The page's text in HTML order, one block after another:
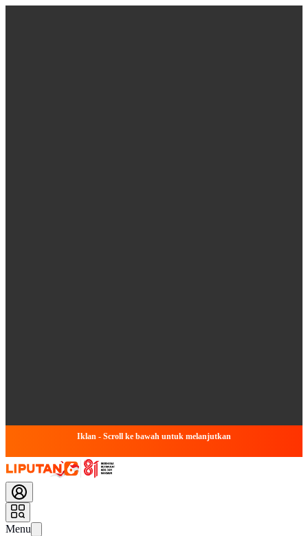
Iklan - Scroll ke bawah untuk melanjutkan
Menu